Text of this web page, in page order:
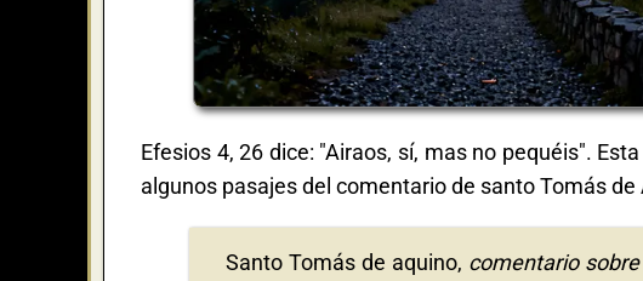
Efesios 4, 26 dice: "Airaos, sí, mas no pequéis".
algunos pasajes del comentario de santo Tomás
Santo Tomás de aquino, comentario